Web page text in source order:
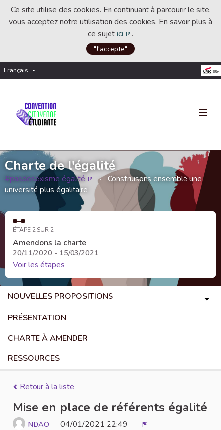
Ce site utilise des cookies. En continuant à parcourir le site,
vous acceptez notre utilisation des cookies. En savoir plus à
ce sujetici
(Lien externe)
.
"J'accepte"
Français Choisir la langue
Charte de l'égalité
#pasdesexisme égalité
(Lien externe)
Construisons ensemble une
université plus égalitaire
ÉTAPE 2 SUR 2
Amendons la charte
20/11/2020 - 15/03/2021
Voir les étapes
NOUVELLES PROPOSITIONS
PRÉSENTATION
CHARTE À AMENDER
RESSOURCES
Retour à la liste
Mise en place de référents égalité
NDAO 04/01/2021 22:49